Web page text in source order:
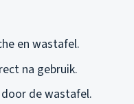
en wastafel.
na gebruik.
de wastafel.